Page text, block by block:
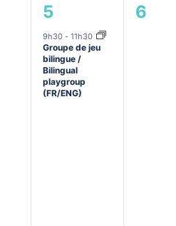
1
évènement,
5
9h30-11h30
Groupe de jeu
bilingue /
Bilingual
playgroup
(FR/ENG)
0
6